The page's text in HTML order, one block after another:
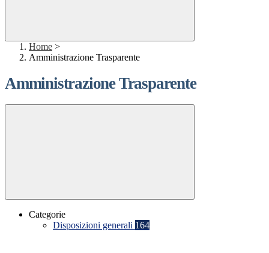
Home >
Amministrazione Trasparente
Amministrazione Trasparente
Categorie
Disposizioni generali 164